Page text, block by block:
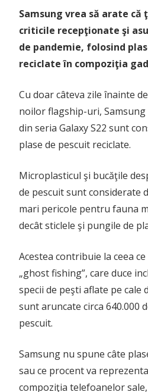
Samsung vrea să arate că
criticile recepţionate şi
de pandemie, folosind
reciclate în compoziţia
Cu doar câteva zile înainte
noilor flagship-uri,
din seria Galaxy S22 sunt
plase de pescuit reciclate.
Microplasticul şi bucăţile
de pescuit sunt considerate
mari pericole pentru fauna
decât sticlele şi pungile de
Acestea contribuie la ceea
„ghost fishing”, care duce
specii de peşti aflate pe cale
sunt aruncate circa 640.000
pescuit.
Samsung nu spune câte
sau ce procent va
compoziţia telefoanelor